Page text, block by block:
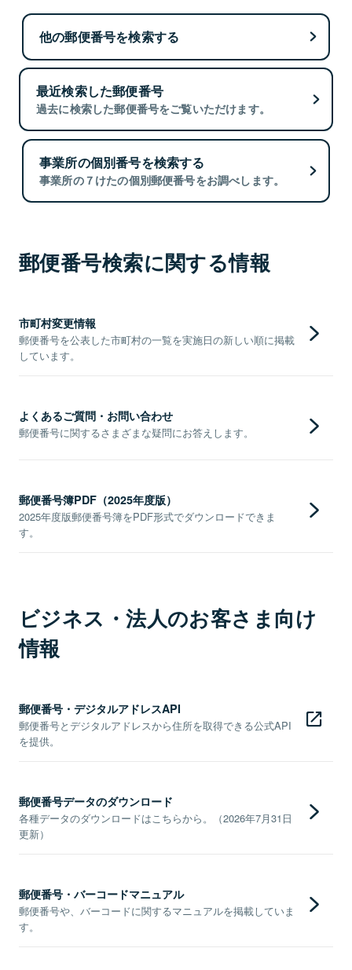
他の郵便番号を検索する
最近検索した郵便番号
過去に検索した郵便番号をご覧いただけます。
事業所の個別番号を検索する
事業所の７けたの個別郵便番号をお調べします。
郵便番号検索に関する情報
市町村変更情報
郵便番号を公表した市町村の一覧を実施日の新しい順に掲載
しています。
よくあるご質問・お問い合わせ
郵便番号に関するさまざまな疑問にお答えします。
郵便番号簿PDF（2025年度版）
2025年度版郵便番号簿をPDF形式でダウンロードできま
す。
ビジネス・法人のお客さま向け
情報
郵便番号・デジタルアドレスAPI
郵便番号とデジタルアドレスから住所を取得できる公式API
を提供。
郵便番号データのダウンロード
各種データのダウンロードはこちらから。（2026年7月31日
更新）
郵便番号・バーコードマニュアル
郵便番号や、バーコードに関するマニュアルを掲載していま
す。